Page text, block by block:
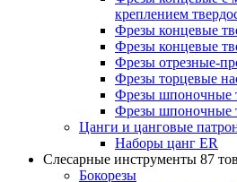
креплением
Фрезы концевые
Фрезы концевые
Фрезы отрезные-
Фрезы торцевые
Фрезы шпоночные
Фрезы шпоночные
Цанги и цанговые
Наборы цанг ER
Слесарные инструменты 87
Бокорезы